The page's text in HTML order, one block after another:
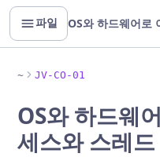
파일 OS와 하드웨어로
~ JV-CO-01
OS와 하드웨
세스와 스레드